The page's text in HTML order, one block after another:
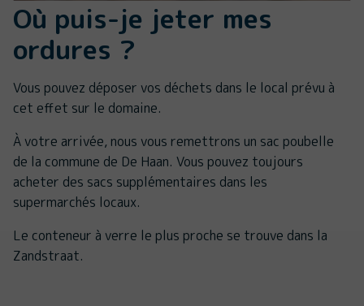
Où puis-je jeter mes
ordures ?
Vous pouvez déposer vos déchets dans le local prévu à
cet effet sur le domaine.
À votre arrivée, nous vous remettrons un sac poubelle
de la commune de De Haan. Vous pouvez toujours
acheter des sacs supplémentaires dans les
supermarchés locaux.
Le conteneur à verre le plus proche se trouve dans la
Zandstraat.